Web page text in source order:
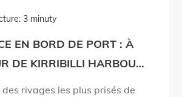
3 minuty
EN BORD DE PORT : À
DE KIRRIBILLI HARBOUR
des rivages les plus prisés de